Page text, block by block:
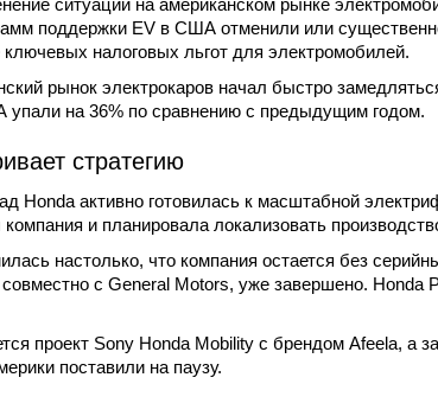
ситуации на американском рынке
поддержки EV в США отменили или
налоговых льгот для электромобилей.
рынок электрокаров начал быстро
на 36% по сравнению с предыдущим годом.
стратегию
Honda активно готовилась к масштабной
и планировала локализовать
настолько, что компания остается без
с General Motors, уже завершено. Honda
проект Sony Honda Mobility с брендом Afeela, а
поставили на паузу.